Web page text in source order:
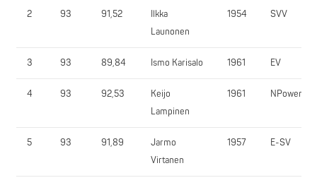
2 93 91,52
Ilkka
Launonen
1954 SVV
3 93 89,84 Ismo Karisalo 1961 EV
4 93 92,53
Keijo
Lampinen
1961 NPower
5 93 91,89
Jarmo
Virtanen
1957 E-SV